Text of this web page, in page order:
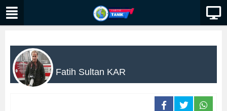
Fatih Sultan KAR